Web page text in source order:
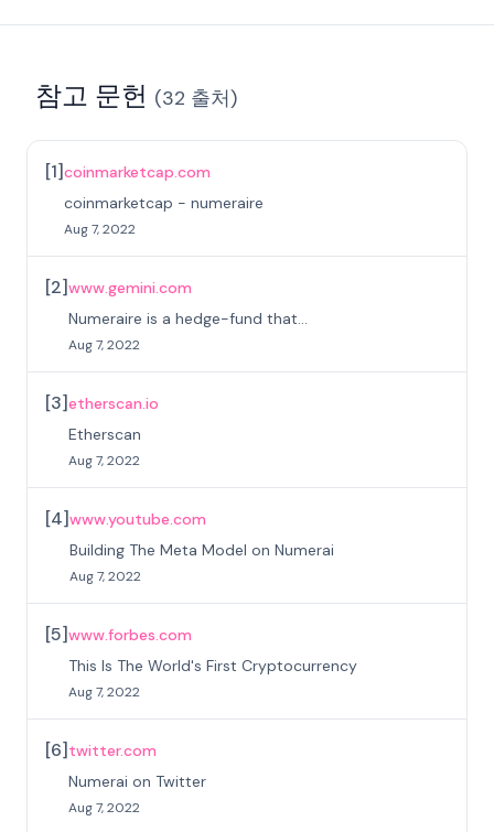
참고 문헌 (32 출처)
[1]coinmarketcap.com
coinmarketcap - numeraire
Aug 7, 2022
[2]www.gemini.com
Numeraire is a hedge-fund that...
Aug 7, 2022
[3]etherscan.io
Etherscan
Aug 7, 2022
[4]www.youtube.com
Building The Meta Model on Numerai
Aug 7, 2022
[5]www.forbes.com
This Is The World's First Cryptocurrency
Aug 7, 2022
[6] twitter.com
Numerai on Twitter
Aug 7, 2022